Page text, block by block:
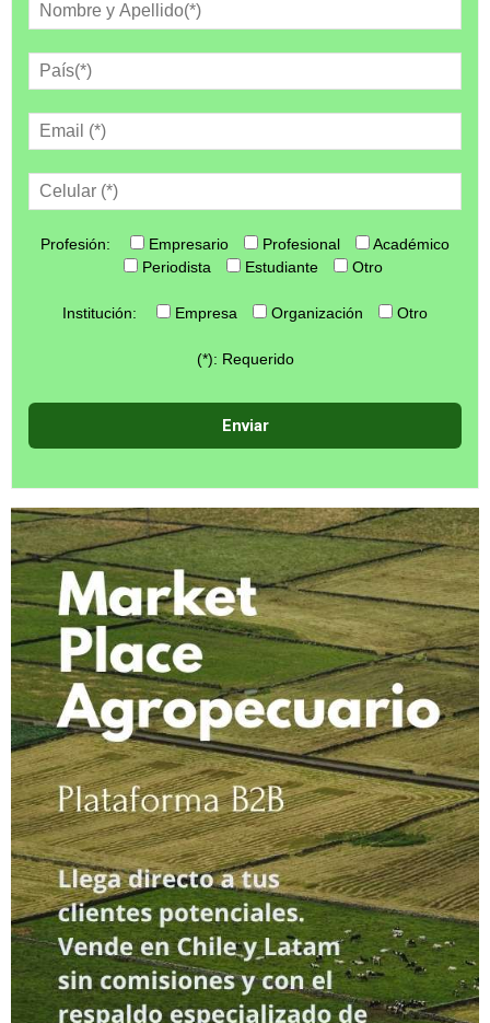
Profesión: Empresario Profesional
Académico
Periodista
Estudiante Otro
Institución: Empresa Organización Otro
(*): Requerido